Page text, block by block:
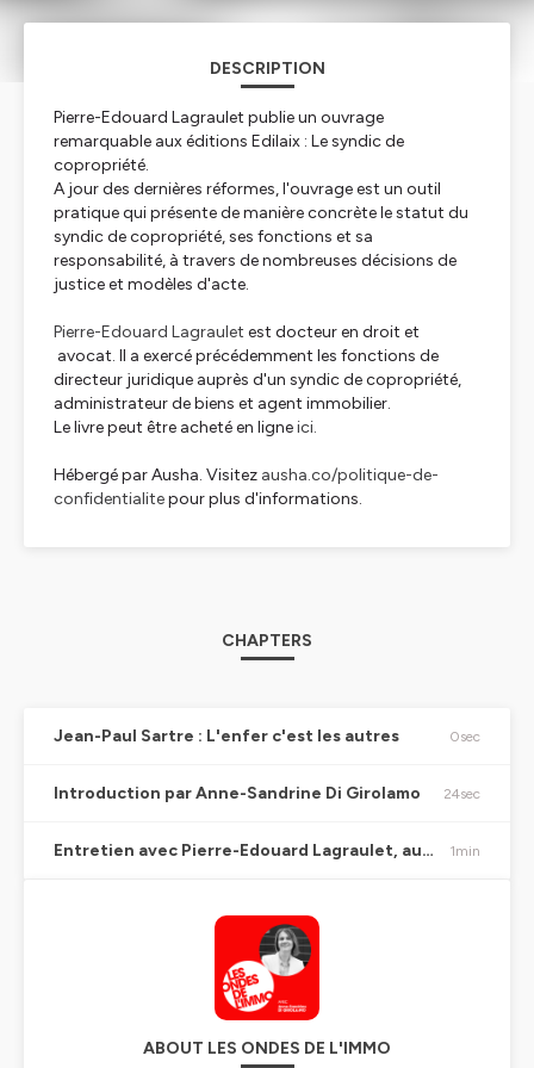
DESCRIPTION
Pierre-Edouard Lagraulet publie un ouvrage
remarquable aux éditions Edilaix : Le syndic de
copropriété.
A jour des dernières réformes, l'ouvrage est un outil
pratique qui présente de manière concrète le statut du
syndic de copropriété, ses fonctions et sa
responsabilité, à travers de nombreuses décisions de
justice et modèles d'acte.
Pierre-Edouard Lagraulet est docteur en droit et
avocat. Il a exercé précédemment les fonctions de
directeur juridique auprès d'un syndic de copropriété,
administrateur de biens et agent immobilier.
Le livre peut être acheté en ligneici.
Hébergé par Ausha. Visitez ausha.co/politique-de-
confidentialitepour plus d'informations.
CHAPTERS
Jean-Paul Sartre : L'enfer c'est les autres 0sec
Introduction par Anne-Sandrine Di Girolamo 24sec
Entretien avec Pierre-Edouard Lagraulet, auteur de l'ouvrage "Le syndic de copropriété" paru chez Edilaix 1min
ABOUT LES ONDES DE L'IMMO